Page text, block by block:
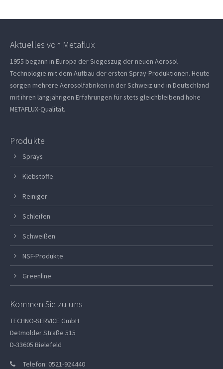
Aktuelles von Metaflux
1955 begann in Europa der Siegeszug der neuen Aerosol-
Technologie mit dem Aufbau der ersten Spray-Produktionen. Heute
sorgen mehrere Aerosolfabriken in der Schweiz und in Deutschland
mit ihren langjährigen Erfahrungen für stets gleichbleibend hohe
METAFLUX-Qualität.
Produkte
Sprays
Klebstoffe
Reiniger
Schleifen
Schweißen
NSF-Produkte
Greenline
Kommen Sie zu uns
TECHNO-SERVICE GmbH
Detmolder Straße 515
D-33605 Bielefeld
Telefon: 0521-924440